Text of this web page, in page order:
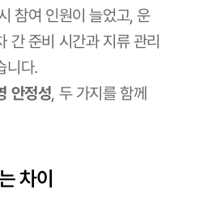
참여 인원이 늘었고, 운
간 준비 시간과 지류 관리
니다.
안정성, 두 가지를 함께
차이